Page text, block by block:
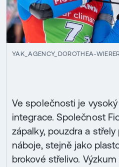
YAK_AGENCY_DOROTHEA-
Ve společnosti je
integrace. Společnost
zápalky, pouzdra a
náboje, stejně jako
brokové střelivo.